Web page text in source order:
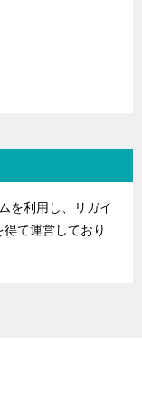
を利用し、リガイ
て運営しており